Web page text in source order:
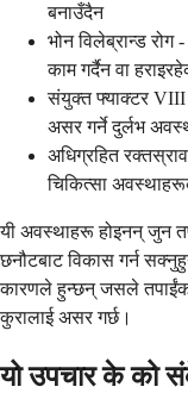
बनाउँदैन
भोन विलेब्रान्ड रोग
काम गर्दैन वा
संयुक्त फ्याक्टर VIII
असर गर्ने दुर्लभ
अधिग्रहित
चिकित्सा
यी अवस्थाहरू होइनन् जुन
छनौटबाट विकास गर्न
कारणले हुन्छन् जसले
कुरालाई असर गर्छ।
यो उपचार के को